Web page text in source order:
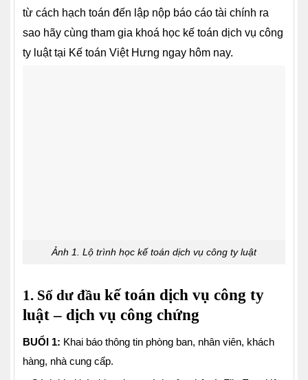
từ cách hạch toán đến lập nộp báo cáo tài chính ra
sao hãy cùng tham gia khoá học kế toán dịch vụ công
ty luật tại Kế toán Việt Hưng ngay hôm nay.
Ảnh 1. Lộ trình học kế toán dịch vụ công ty luật
1. Số dư đầu kế toán dịch vụ công ty
luật – dịch vụ công chứng
BUỔI 1: Khai báo thông tin phòng ban, nhân viên, khách
hàng, nhà cung cấp.